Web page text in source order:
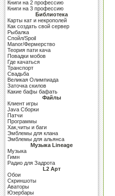
Книги на 2 профессию
Книги на 3 профессию
Библиотека
Карты кат и некрополей
Как создать свой сервер
Рыбалка
Спойл/Spoil
Manor/Фермерство
Теория пати кача
Повадки мобов
Где качаться
Транспорт
Свадьба
Великая Олимпиада
Заточка скилов
Какие бафы бафать
Файлы
Клиент игры
Java Сборки
Патчи
Программы
Хак,читы и баги
Эмблемы для клана
Эмблемы для альянса
Музыка Lineage
Музыка
Гимн
Радио для Задрота
L2 Арт
Обои
Скриншоты
Аваторы
Юзербары